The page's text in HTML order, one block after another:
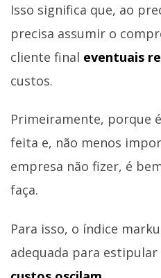
Isso significa que, ao
precisa assumir o
cliente final eventuais
custos.
Primeiramente, porque
feita e, não menos
empresa não fizer, é
faça.
Para isso, o índice
adequada para estipular